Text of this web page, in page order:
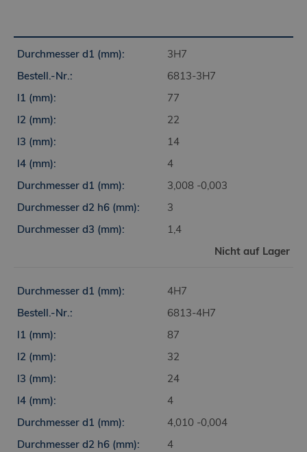
3H7
6813-3H7
77
22
14
4
3,008 -0,003
3
1,4
Nicht auf Lager
4H7
6813-4H7
87
32
24
4
4,010 -0,004
4